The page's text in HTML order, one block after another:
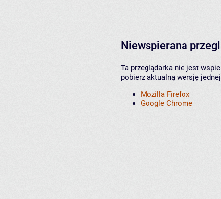
Niewspierana
Ta przeglądarka nie jest
pobierz aktualną wersję
Mozilla Firefox
Google Chrome